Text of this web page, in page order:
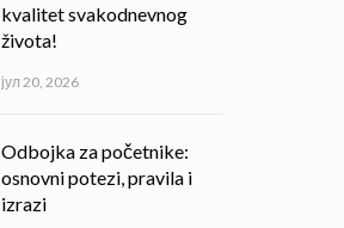
kvalitet svakodnevnog
života!
јул 20, 2026
Odbojka za početnike:
osnovni potezi, pravila i
izrazi